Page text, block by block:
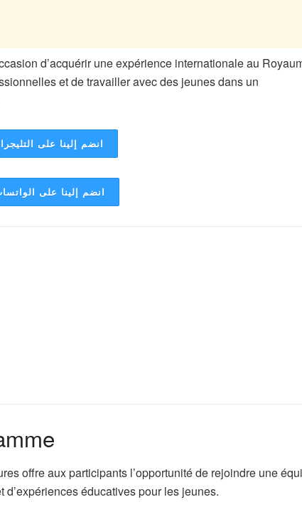
d’acquérir une expérience internationale au
et de travailler avec des jeunes dans un
انضم إلينا على
انضم إلينا على
offre aux participants l’opportunité de rejoindre une
d’expériences éducatives pour les jeunes.